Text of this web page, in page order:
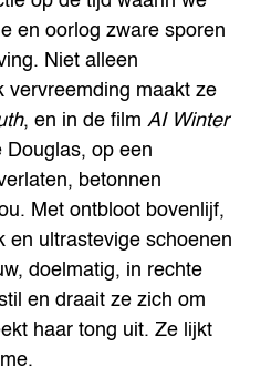
en oorlog zware sporen
Niet alleen
maakt ze
, en in de film AI Winter
op een
betonnen
Met ontbloot bovenlijf,
ultrastevige schoenen
doelmatig, in rechte
en draait ze zich om
haar tong uit. Ze lijkt